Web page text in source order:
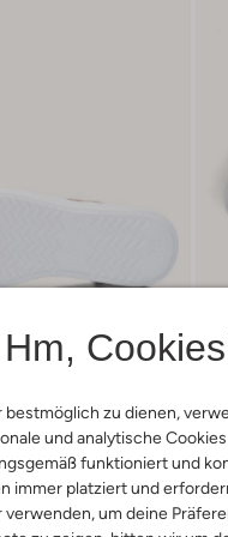
Hm,
bestmöglich zu dienen,
und analytische
funktioniert und
immer platziert und
verwenden, um deine
Lieferung &